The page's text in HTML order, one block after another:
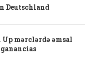
Deutschland
Up mərclərdə əmsal